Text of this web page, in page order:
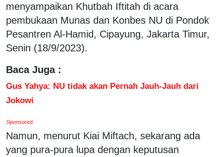
menyampaikan Khutbah Iftitah di acara
pembukaan Munas dan Konbes NU di Pondok
Pesantren Al-Hamid, Cipayung, Jakarta Timur,
Senin (18/9/2023).
Baca Juga :
Gus Yahya: NU tidak akan Pernah Jauh-Jauh dari
Jokowi
Sponsored
Namun, menurut Kiai Miftach, sekarang ada
yang pura-pura lupa dengan keputusan